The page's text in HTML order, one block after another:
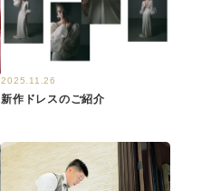
2025.11.26
新作ドレスのご紹介